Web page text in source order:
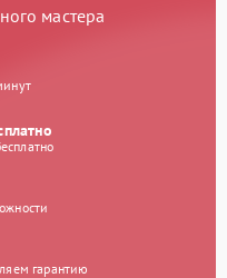
мастера
гарантию